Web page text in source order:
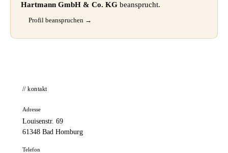
Hartmann GmbH & Co. KG beansprucht.
Profil beanspruchen →
// kontakt
Adresse
Louisenstr. 69
61348 Bad Homburg
Telefon